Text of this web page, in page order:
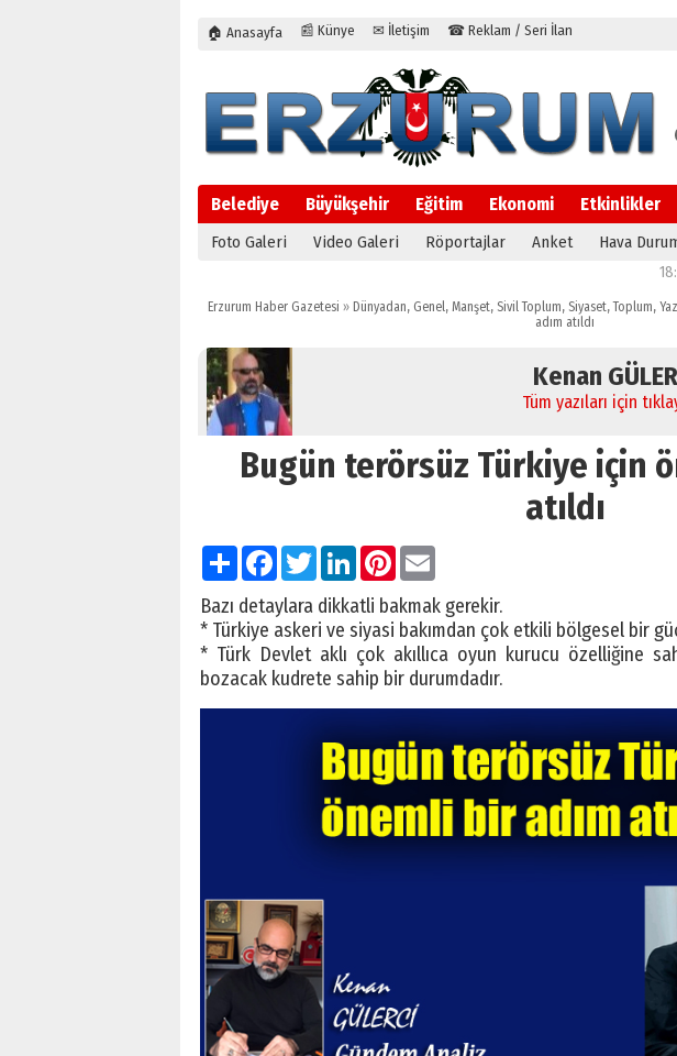
🏠 Anasayfa 📰 Künye ✉ İletişim ☎ Reklam / Seri İlan
Belediye Büyükşehir Eğitim Ekonomi Etkinlikler
Foto Galeri Video Galeri Röportajlar Anket Hava
Erzurum Haber Gazetesi » Dünyadan, Genel, Manşet, Sivil Toplum, Siyaset,Toplum,
adım atıldı
Kenan
Tüm yazıları için
Bugün terörsüz Türkiye için
atıldı
PaylaşFacebook
TwitterLinkedInPinterest
Bazı detaylara dikkatli bakmak gerekir.
* Türkiye askeri ve siyasi bakımdan çok etkili bölgesel bir
* Türk Devlet aklı çok akıllıca oyun kurucu özelliğine
bozacak kudrete sahip bir durumdadır.